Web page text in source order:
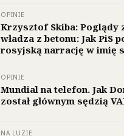
OPINIE
Krzysztof Skiba: Poglądy
władza z betonu: Jak PiS
rosyjską narrację w imię
OPINIE
Mundial na telefon. Jak
został głównym sędzią
NA LUZIE